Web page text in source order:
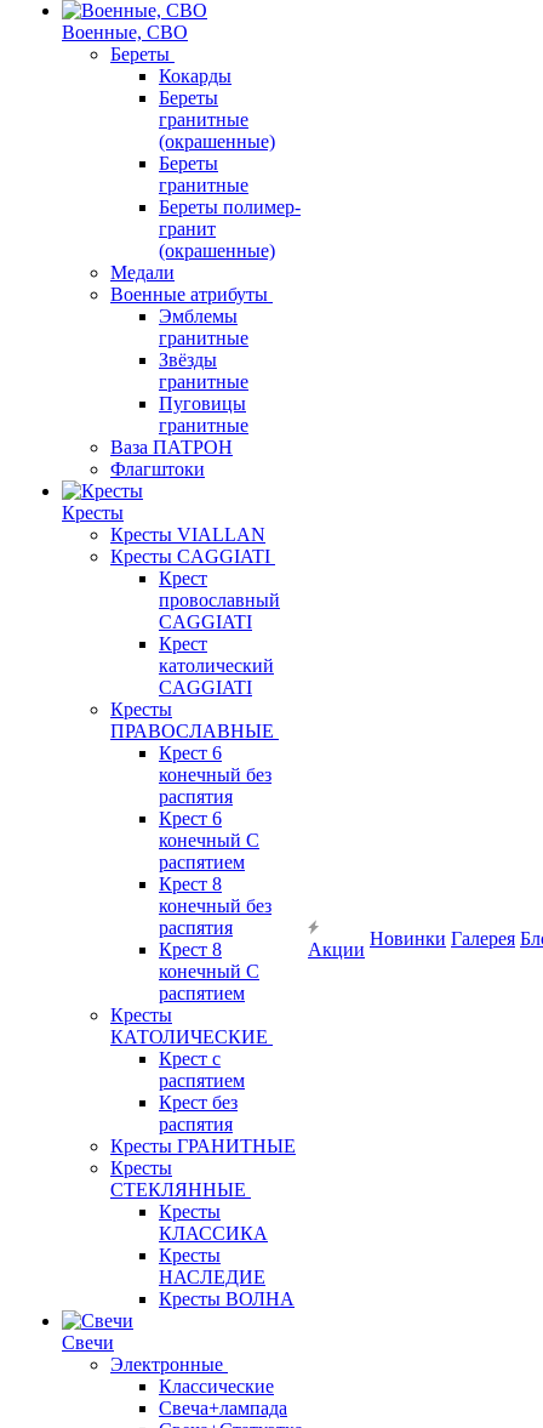
Военные, СВО
Береты
Кокарды
Береты
гранитные
(окрашенные)
Береты
гранитные
Береты полимер-
гранит
(окрашенные)
Медали
Военные атрибуты
Эмблемы
гранитные
Звёзды
гранитные
Пуговицы
гранитные
Ваза ПАТРОН
Флагштоки
Кресты
Кресты VIALLAN
Кресты CAGGIATI
Крест
провославный
CAGGIATI
Крест
католический
CAGGIATI
Кресты
ПРАВОСЛАВНЫЕ
Крест 6
конечный без
распятия
Крест 6
конечный С
распятием
Крест 8
конечный без
распятия
Крест 8
конечный С
распятием
Кресты
КАТОЛИЧЕСКИЕ
Крест с
распятием
Крест без
распятия
Кресты ГРАНИТНЫЕ
Кресты
СТЕКЛЯННЫЕ
Кресты
КЛАССИКА
Кресты
НАСЛЕДИЕ
Кресты ВОЛНА
Свечи
Электронные
Классические
Свеча+лампада
Акции
Новинки Галерея